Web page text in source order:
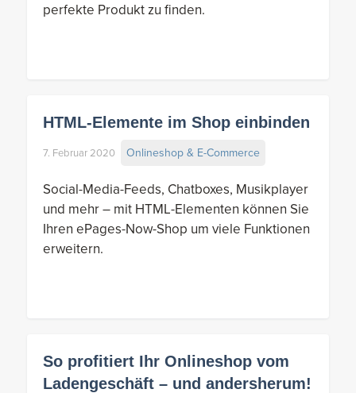
perfekte Produkt zu finden.
HTML-Elemente im Shop einbinden
7. Februar 2020 Onlineshop & E-Commerce
Social-Media-Feeds, Chatboxes, Musikplayer
und mehr – mit HTML-Elementen können Sie
Ihren ePages-Now-Shop um viele Funktionen
erweitern.
So profitiert Ihr Onlineshop vom
Ladengeschäft – und andersherum!